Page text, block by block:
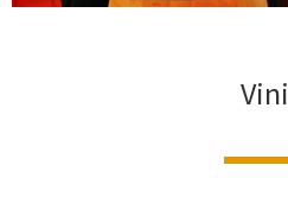
Vini